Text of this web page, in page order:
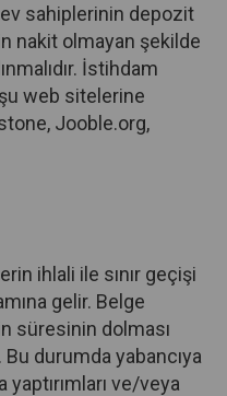
ev sahiplerinin depozit
nakit olmayan şekilde
İstihdam
web sitelerine
Jooble.org,
ihlali ile sınır geçişi
gelir. Belge
süresinin dolması
durumda yabancıya
yaptırımları ve/veya